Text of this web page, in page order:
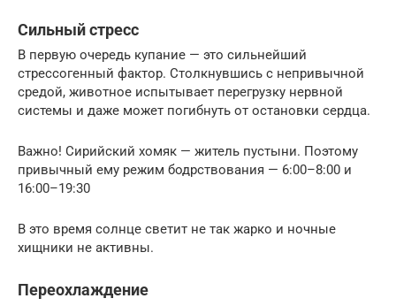
Сильный стресс
В первую очередь купание — это сильнейший
стресcогенный фактор. Столкнувшись с непривычной
средой, животное испытывает перегрузку нервной
системы и даже может погибнуть от остановки сердца.
Важно! Сирийский хомяк — житель пустыни. Поэтому
привычный ему режим бодрствования — 6:00–8:00 и
16:00–19:30
В это время солнце светит не так жарко и ночные
хищники не активны.
Переохлаждение